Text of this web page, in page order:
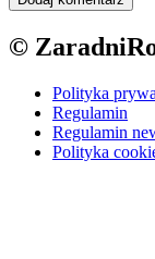
©
Polityka
Regulamin
Regulamin
Polityka